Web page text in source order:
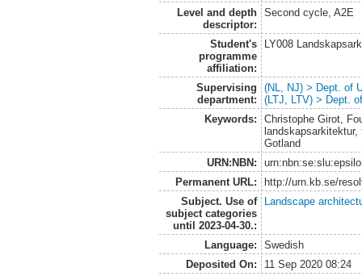
Level and depth
descriptor:
Second cycle, A2E
Student's
programme
affiliation:
LY008
Supervising
department:
(NL, NJ) > Dept. of
(LTJ, LTV) > Dept.
Keywords:
Christophe Girot,
Gotland
URN:NBN:
Permanent URL:
http://urn.kb.se/
Subject. Use of
subject categories
until 2023-04-30.:
Landscape
Language:
Swedish
Deposited On:
11 Sep 2020 08:24